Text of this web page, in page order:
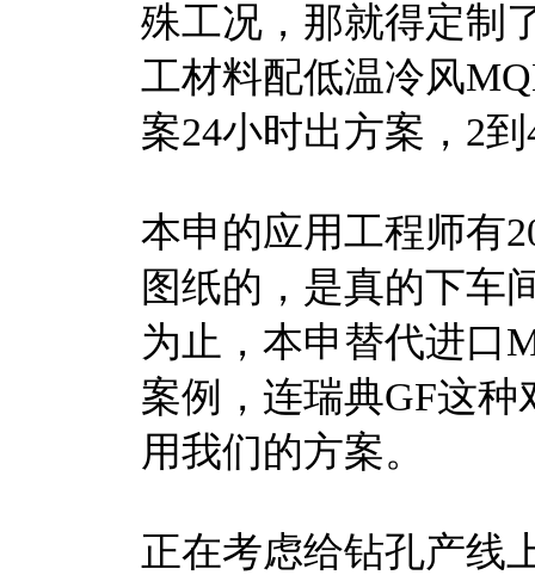
殊工况，那就得定制
工材料配低温冷风
案24小时出方案，2
本申的应用工程师有
图纸的，是真的下车
为止，本申替代进口
案例，连瑞典GF这
用我们的方案。
正在考虑给钻孔产线